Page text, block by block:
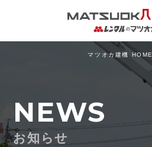
マツオカ建機 HOME
NEWS
お知らせ